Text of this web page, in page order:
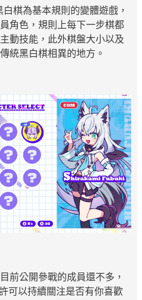
棋為基本規則的變體遊戲，
角色，規則上每下一步棋都
動技能，此外棋盤大小以及
統黑白棋相異的地方。
前公開參戰的成員還不多，
可以持續關注是否有你喜歡